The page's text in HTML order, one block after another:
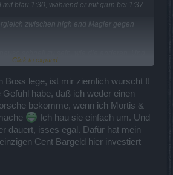
mit blau 1:30, während er mit grün bei 1:37
zwischen high end Magier gegen
die anderen. Aber niemand will sich
wenn es Balance geben würde.
wird noch bis Release 253 PvE
sich ja bis jetzt nichts geändert. Magier ist
zu senken, und zwar nur so,
wie die anderen. Der Waldi wäre dann
vom Explo versteht sich
Click to expand...
Boss lege, ist mir ziemlich wurscht !!
habe, daß ich weder einen
bekomme, wenn ich Mortis &
Ich hau sie einfach um. Und
dauert, isses egal. Dafür hat mein
Cent Bargeld hier investiert